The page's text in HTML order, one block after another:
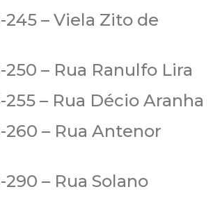
245 – Viela Zito de
250 – Rua Ranulfo Lira
255 – Rua Décio Aranha
260 – Rua Antenor
290 – Rua Solano